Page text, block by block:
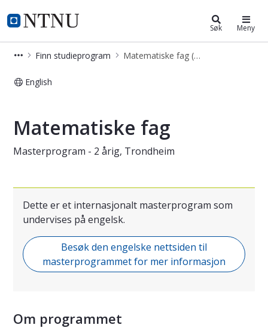
NTNU Hjemmeside
Matematiske fag (MSMNFMA)
Søk Meny
Finn studieprogram Matematiske fag (MSMNFMA)
English
Matematiske fag
Masterprogram - 2 årig, Trondheim
Dette er et internasjonalt masterprogram som
undervises på engelsk.
Besøk den engelske nettsiden til
masterprogrammet for mer informasjon
Om programmet